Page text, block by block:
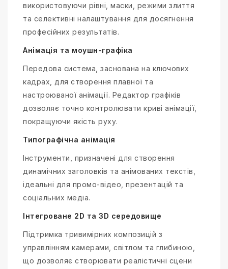
використовуючи рівні, маски, режими злиття
та селективні налаштування для досягнення
професійних результатів.
Анімація та моушн-графіка
Передова система, заснована на ключових
кадрах, для створення плавної та
настроюваної анімації. Редактор графіків
дозволяє точно контролювати криві анімації,
покращуючи якість руху.
Типографічна анімація
Інструменти, призначені для створення
динамічних заголовків та анімованих текстів,
ідеальні для промо-відео, презентацій та
соціальних медіа.
Інтегроване 2D та 3D середовище
Підтримка тривимірних композицій з
управлінням камерами, світлом та глибиною,
що дозволяє створювати реалістичні сцени